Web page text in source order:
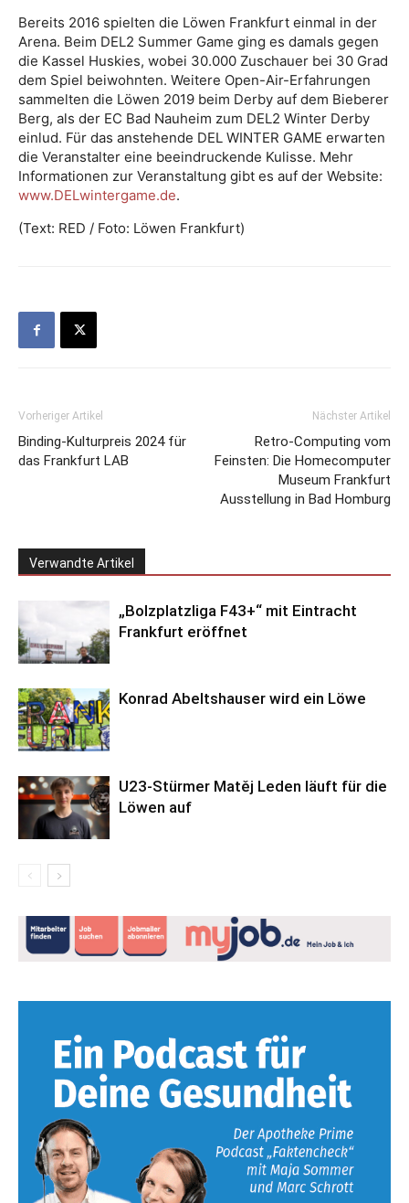
Bereits 2016 spielten die Löwen Frankfurt einmal in der
Arena. Beim DEL2 Summer Game ging es damals gegen
die Kassel Huskies, wobei 30.000 Zuschauer bei 30 Grad
dem Spiel beiwohnten. Weitere Open-Air-Erfahrungen
sammelten die Löwen 2019 beim Derby auf dem Bieberer
Berg, als der EC Bad Nauheim zum DEL2 Winter Derby
einlud. Für das anstehende DEL WINTER GAME erwarten
die Veranstalter eine beeindruckende Kulisse. Mehr
Informationen zur Veranstaltung gibt es auf der Website:
www.DELwintergame.de.
(Text: RED / Foto: Löwen Frankfurt)
Vorheriger Artikel
Binding-Kulturpreis 2024 für
das Frankfurt LAB
Nächster Artikel
Retro-Computing vom
Feinsten: Die Homecomputer
Museum Frankfurt
Ausstellung in Bad Homburg
Verwandte Artikel
„Bolzplatzliga F43+“ mit Eintracht
Frankfurt eröffnet
Konrad Abeltshauser wird ein Löwe
U23-Stürmer Matěj Leden läuft für die
Löwen auf